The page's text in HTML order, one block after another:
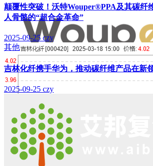
颠覆性突破！沃特Wouper®PPA及其碳纤
人骨骼的“超合金革命”
2025-09-25 czy
其他
吉林化纤携手华为，推动碳纤维产品在新
2025-09-25 czy